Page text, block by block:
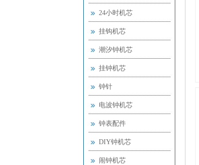
24小时机芯
挂钩机芯
潮汐钟机芯
挂钟机芯
钟针
电波钟机芯
钟表配件
DIY钟机芯
闹钟机芯